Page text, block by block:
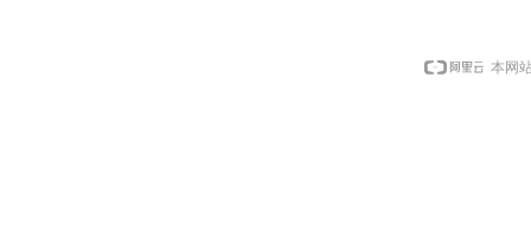
本网